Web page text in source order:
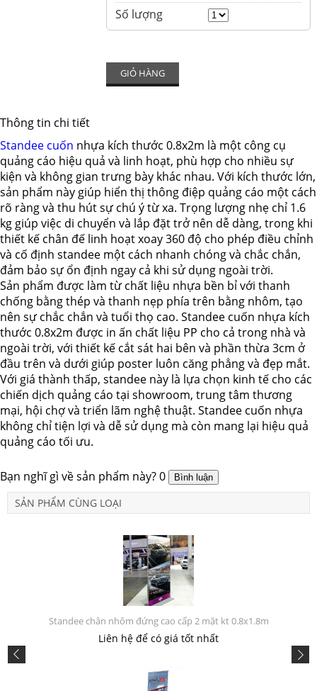
Số lượng
GIỎ HÀNG
Thông tin chi tiết
Standee cuốn nhựa kích thước 0.8x2m là một công cụ
quảng cáo hiệu quả và linh hoạt, phù hợp cho nhiều sự
kiện và không gian trưng bày khác nhau. Với kích thước lớn,
sản phẩm này giúp hiển thị thông điệp quảng cáo một cách
rõ ràng và thu hút sự chú ý từ xa. Trọng lượng nhẹ chỉ 1.6
kg giúp việc di chuyển và lắp đặt trở nên dễ dàng, trong khi
thiết kế chân đế linh hoạt xoay 360 độ cho phép điều chỉnh
và cố định standee một cách nhanh chóng và chắc chắn,
đảm bảo sự ổn định ngay cả khi sử dụng ngoài trời.
Sản phẩm được làm từ chất liệu nhựa bền bỉ với thanh
chống bằng thép và thanh nẹp phía trên bằng nhôm, tạo
nên sự chắc chắn và tuổi thọ cao. Standee cuốn nhựa kích
thước 0.8x2m được in ấn chất liệu PP cho cả trong nhà và
ngoài trời, với thiết kế cắt sát hai bên và phần thừa 3cm ở
đầu trên và dưới giúp poster luôn căng phẳng và đẹp mắt.
Với giá thành thấp, standee này là lựa chọn kinh tế cho các
chiến dịch quảng cáo tại showroom, trung tâm thương
mại, hội chợ và triển lãm nghệ thuật. Standee cuốn nhựa
không chỉ tiện lợi và dễ sử dụng mà còn mang lại hiệu quả
quảng cáo tối ưu.
Bạn nghĩ gì về sản phẩm này?0
SẢN PHẨM CÙNG LOẠI
Standee chân nhôm đứng cao cấp 2 mặt kt 0.8x1.8m
Liên hệ để có giá tốt nhất